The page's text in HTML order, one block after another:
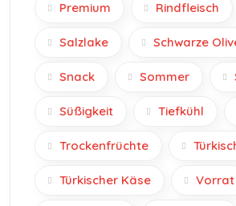
Premium Rindfleisch
Salzlake Schwarze
Snack Sommer
Süßigkeit Tiefkühl
Trockenfrüchte
Türkischer Käse Vorrat